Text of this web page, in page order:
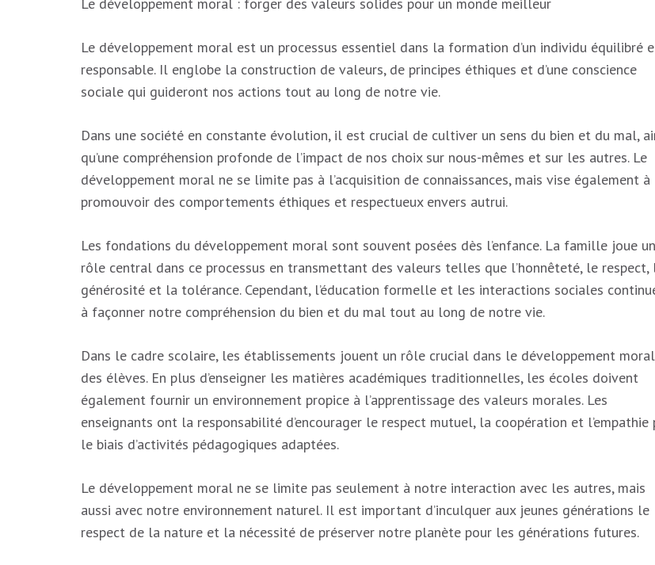
Le développement moral est un processus essentiel dans la formation d’un individu équilibré
responsable. Il englobe la construction de valeurs, de principes éthiques et d’une conscience
sociale qui guideront nos actions tout au long de notre vie.
Dans une société en constante évolution, il est crucial de cultiver un sens du bien et du mal,
qu’une compréhension profonde de l’impact de nos choix sur nous-mêmes et sur les autres. Le
développement moral ne se limite pas à l’acquisition de connaissances, mais vise également à
promouvoir des comportements éthiques et respectueux envers autrui.
Les fondations du développement moral sont souvent posées dès l’enfance. La famille joue un
rôle central dans ce processus en transmettant des valeurs telles que l’honnêteté, le respect,
générosité et la tolérance. Cependant, l’éducation formelle et les interactions sociales
à façonner notre compréhension du bien et du mal tout au long de notre vie.
Dans le cadre scolaire, les établissements jouent un rôle crucial dans le développement moral
des élèves. En plus d’enseigner les matières académiques traditionnelles, les écoles doivent
également fournir un environnement propice à l’apprentissage des valeurs morales. Les
enseignants ont la responsabilité d’encourager le respect mutuel, la coopération et l’empathie
le biais d’activités pédagogiques adaptées.
Le développement moral ne se limite pas seulement à notre interaction avec les autres, mais
aussi avec notre environnement naturel. Il est important d’inculquer aux jeunes générations le
respect de la nature et la nécessité de préserver notre planète pour les générations futures.